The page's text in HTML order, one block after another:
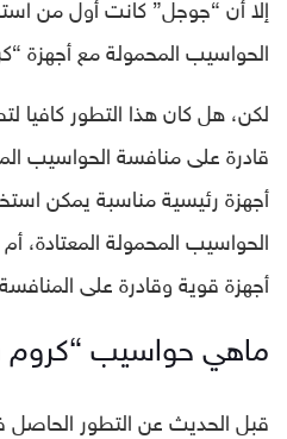
الحواسيب المحمولة مع أجهزة
لكن، هل كان هذا التطور
قادرة على منافسة الحواسيب
أجهزة رئيسية مناسبة يمكن
الحواسيب المحمولة المعتادة،
أجهزة قوية وقادرة على
ماهي حواسيب
قبل الحديث عن التطور